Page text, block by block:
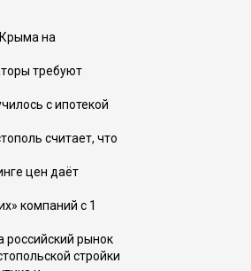
Крыма на
требуют
с ипотекой
считает, что
цен даёт
компаний с 1
российский рынок
стройки